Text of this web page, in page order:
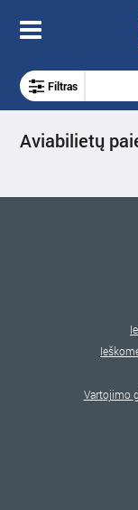
Filtras
Aviabilietų
Vartojimo